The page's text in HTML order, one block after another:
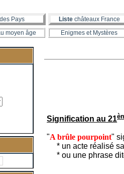
Pays Liste châteaux France
moyen âge
Enigmes et Mystères
Signification au 21
"A brûle pourpoint"
* un acte réalisé
* ou une phrase